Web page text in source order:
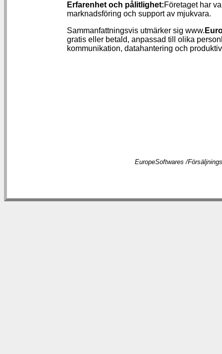
Erfarenhet och pålitlighet:Företaget har
marknadsföring och support av mjukvara.
Sammanfattningsvis utmärker sig www.
gratis eller betald, anpassad till olika
kommunikation, datahantering och
EuropeSoftwares /